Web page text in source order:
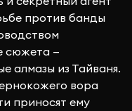
против банды
сюжета —
алмазы из Тайваня.
вора
приносят ему